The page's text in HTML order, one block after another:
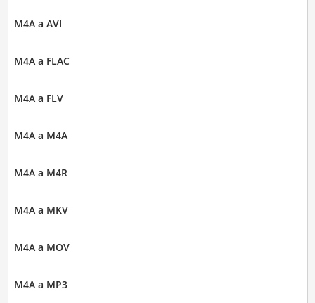
M4A a AVI
M4A a FLAC
M4A a FLV
M4A a M4A
M4A a M4R
M4A a MKV
M4A a MOV
M4A a MP3